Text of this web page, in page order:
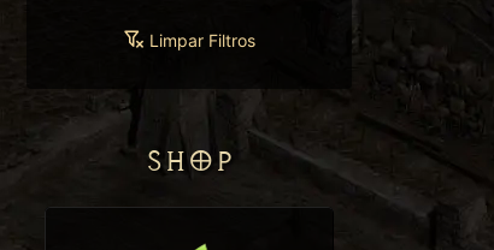
Limpar Filtros
SHOP